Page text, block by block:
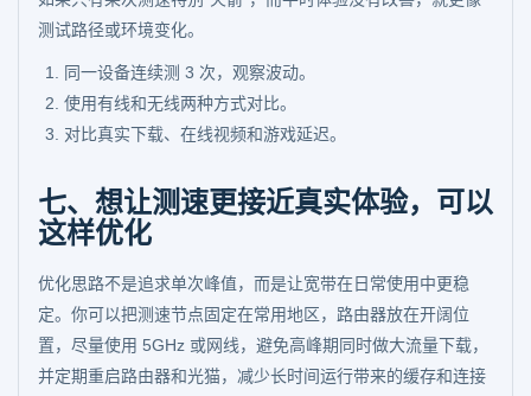
测试路径或环境变化。
同一设备连续测 3 次，观察波动。
使用有线和无线两种方式对比。
对比真实下载、在线视频和游戏延迟。
七、想让测速更接近真实体验，可以
这样优化
优化思路不是追求单次峰值，而是让宽带在日常使用中更稳
定。你可以把测速节点固定在常用地区，路由器放在开阔位
置，尽量使用 5GHz 或网线，避免高峰期同时做大流量下载，
并定期重启路由器和光猫，减少长时间运行带来的缓存和连接